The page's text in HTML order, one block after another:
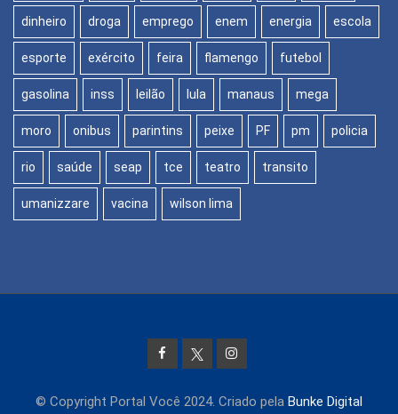
dinheiro droga emprego enem energia escola
esporte exército feira flamengo futebol
gasolina inss leilão lula manaus mega
moro onibus parintins peixe PF pm policia
rio saúde seap tce teatro transito
umanizzare vacina wilson lima
© Copyright Portal Você 2024. Criado pela Bunke Digital